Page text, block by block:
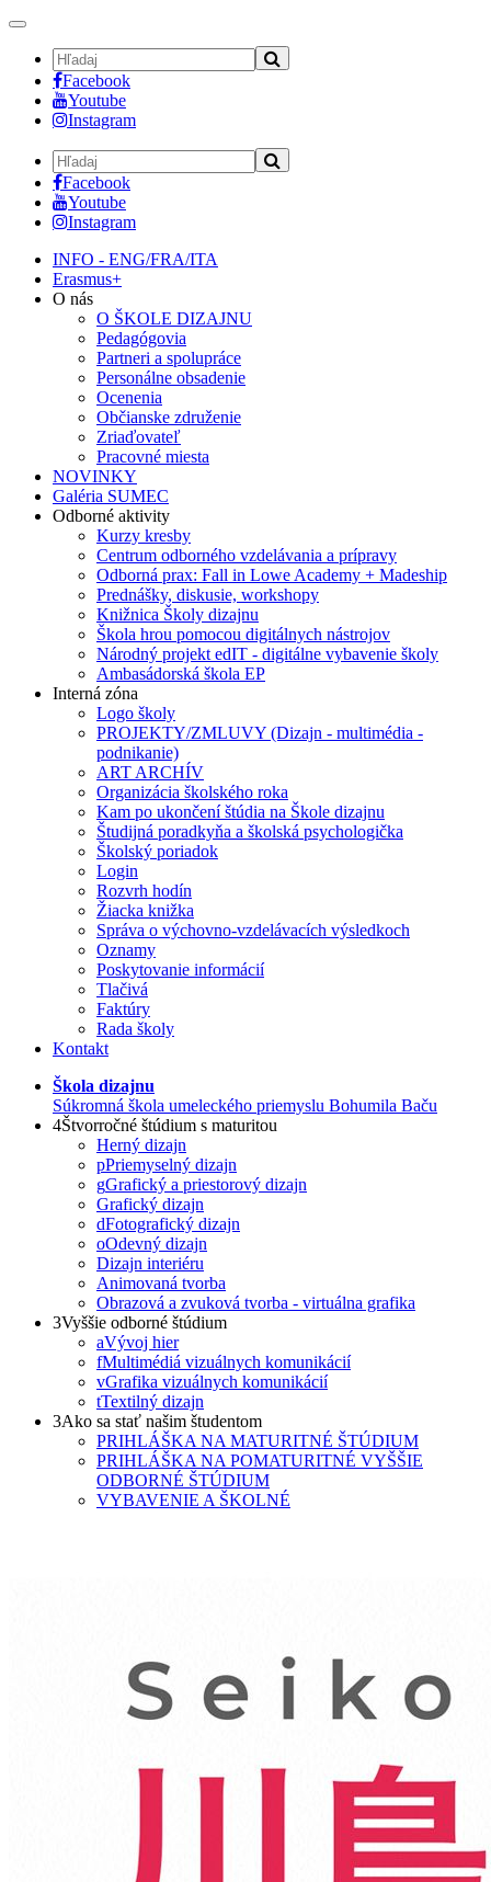
Toggle
navigation
Facebook
Youtube
Instagram
Facebook
Youtube
Instagram
INFO - ENG/FRA/ITA
Erasmus+
O nás
O ŠKOLE DIZAJNU
Pedagógovia
Partneri a spolupráce
Personálne obsadenie
Ocenenia
Občianske združenie
Zriaďovateľ
Pracovné miesta
NOVINKY
Galéria SUMEC
Odborné aktivity
Kurzy kresby
Centrum odborného vzdelávania a prípravy
Odborná prax: Fall in Lowe Academy + Madeship
Prednášky, diskusie, workshopy
Knižnica Školy dizajnu
Škola hrou pomocou digitálnych nástrojov
Národný projekt edIT - digitálne vybavenie školy
Ambasádorská škola EP
Interná zóna
Logo školy
PROJEKTY/ZMLUVY (Dizajn - multimédia -
podnikanie)
ART ARCHÍV
Organizácia školského roka
Kam po ukončení štúdia na Škole dizajnu
Študijná poradkyňa a školská psychologička
Školský poriadok
Login
Rozvrh hodín
Žiacka knižka
Správa o výchovno-vzdelávacích výsledkoch
Oznamy
Poskytovanie informácií
Tlačivá
Faktúry
Rada školy
Kontakt
Škola dizajnu
Súkromná škola umeleckého priemyslu Bohumila Baču
4Štvorročné štúdium s maturitou
Herný dizajn
pPriemyselný dizajn
gGrafický a priestorový dizajn
Grafický dizajn
dFotografický dizajn
oOdevný dizajn
Dizajn interiéru
Animovaná tvorba
Obrazová a zvuková tvorba - virtuálna grafika
3Vyššie odborné štúdium
aVývoj hier
fMultimédiá vizuálnych komunikácií
vGrafika vizuálnych komunikácií
tTextilný dizajn
3Ako sa stať našim študentom
PRIHLÁŠKA NA MATURITNÉ ŠTÚDIUM
PRIHLÁŠKA NA POMATURITNÉ VYŠŠIE
ODBORNÉ ŠTÚDIUM
VYBAVENIE A ŠKOLNÉ